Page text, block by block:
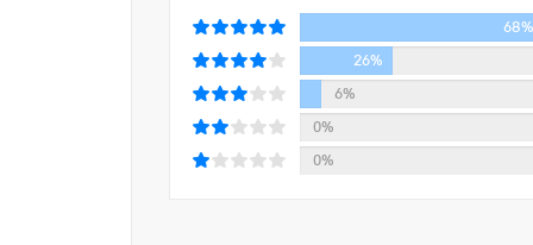
“빅데이터 시대의 실용적인 인사이트란 바로 이
아무리 재료가 좋아도 칼솜씨가 없거나 고객이
“데이터 분석에는 초밥 장인의 마음가짐이 필
무의미한 숫자 뭉치가 되거나, 진실을 호도하
68%
26%
6%
0%
0%